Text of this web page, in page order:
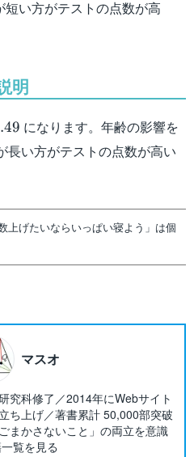
短い方がテストの点数が高
明
になります。年齢の影響を
長い方がテストの点数が高い
上げたいならいっぱい寝よう」は個
マスオ
究科修了／2014年にWebサイト
ち上げ／著書累計 50,000部突破
まかさないこと」の両立を意識
覧を見る